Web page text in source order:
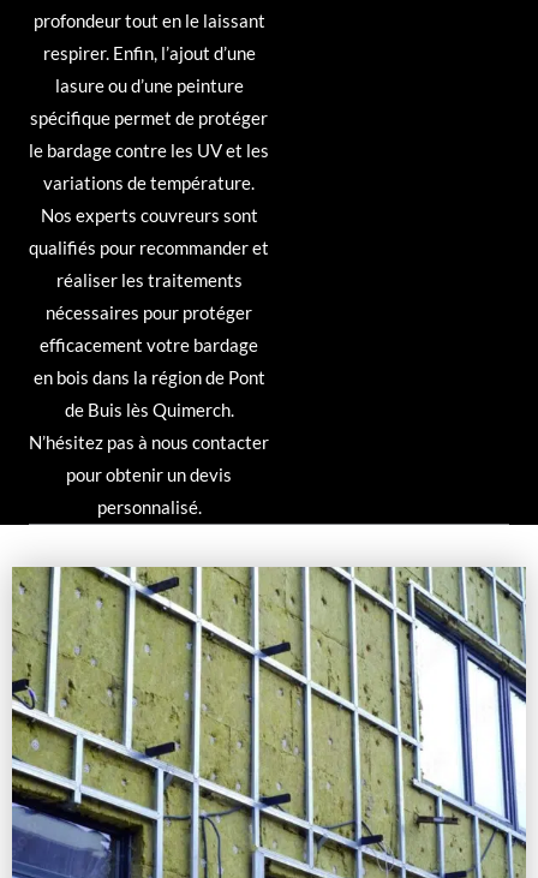
profondeur tout en le laissant
respirer. Enfin, l’ajout d’une
lasure ou d’une peinture
spécifique permet de protéger
le bardage contre les UV et les
variations de température.
Nos experts couvreurs sont
qualifiés pour recommander et
réaliser les traitements
nécessaires pour protéger
efficacement votre bardage
en bois dans la région de Pont
de Buis lès Quimerch.
N’hésitez pas à nous contacter
pour obtenir un devis
personnalisé.